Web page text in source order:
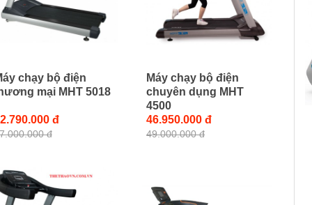
chạy bộ điện
mại MHT 5018
đ
đ
Máy chạy bộ điện
chuyên dụng MHT
4500
46.950.000 đ
49.000.000 đ